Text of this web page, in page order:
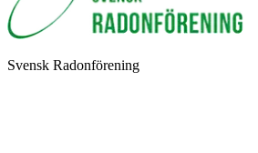
Svensk Radonförening